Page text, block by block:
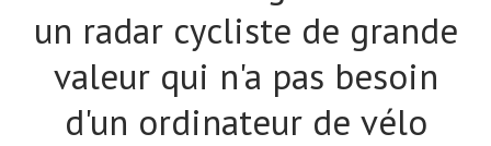
un radar cycliste de grande
valeur qui n'a pas besoin
d'un ordinateur de vélo